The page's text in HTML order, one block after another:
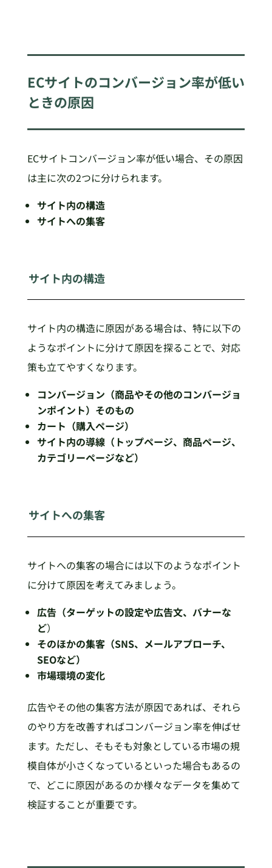
ECサイトのコンバージョン率が低い
ときの原因
ECサイトコンバージョン率が低い場合、その原因
は主に次の2つに分けられます。
サイト内の構造
サイトへの集客
サイト内の構造
サイト内の構造に原因がある場合は、特に以下の
ようなポイントに分けて原因を探ることで、対応
策も立てやすくなります。
コンバージョン（商品やその他のコンバージョ
ンポイント）そのもの
カート（購入ページ）
サイト内の導線（トップページ、商品ページ、
カテゴリーページなど）
サイトへの集客
サイトへの集客の場合には以下のようなポイント
に分けて原因を考えてみましょう。
広告（ターゲットの設定や広告文、バナーな
ど）
そのほかの集客（SNS、メールアプローチ、
SEOなど）
市場環境の変化
広告やその他の集客方法が原因であれば、それら
のやり方を改善すればコンバージョン率を伸ばせ
ます。ただし、そもそも対象としている市場の規
模自体が小さくなっているといった場合もあるの
で、どこに原因があるのか様々なデータを集めて
検証することが重要です。